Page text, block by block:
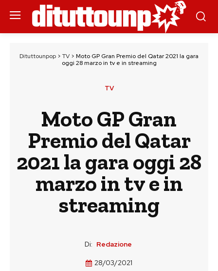
Dituttounpop > TV > Moto GP Gran Premio del Qatar 2021 la gara
oggi 28 marzo in tv e in streaming
TV
Moto GP Gran
Premio del Qatar
2021 la gara oggi 28
marzo in tv e in
streaming
Di: Redazione
28/03/2021